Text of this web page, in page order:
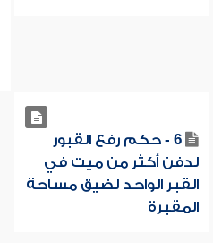
6 - حكم رفع القبور
لدفن أكثر من ميت في
القبر الواحد لضيق مساحة
المقبرة